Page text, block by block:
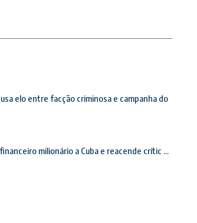
elo entre facção criminosa e campanha do
milionário a Cuba e reacende crític ...